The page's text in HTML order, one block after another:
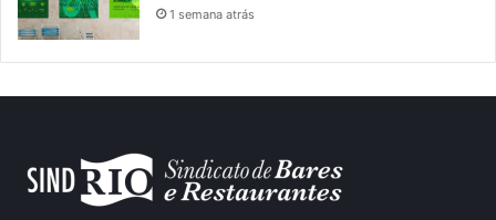
1 semana atrás